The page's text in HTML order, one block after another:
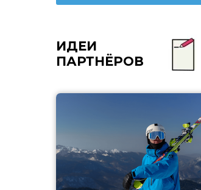
ИДЕИ
ПАРТНЁРОВ